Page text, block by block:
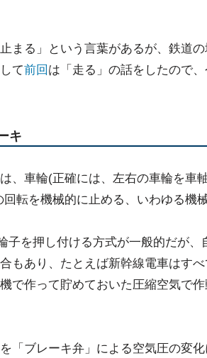
まる」という言葉があるが、鉄道
て前回 は「走る」の話をしたので
キ
、車輪(正確には、左右の車輪を車
転を機械的に止める、いわゆる機
子を押し付ける方式が一般的だが、
もあり、たとえば新幹線電車はす
で作って貯めておいた圧縮空気で
「ブレーキ弁」による空気圧の変